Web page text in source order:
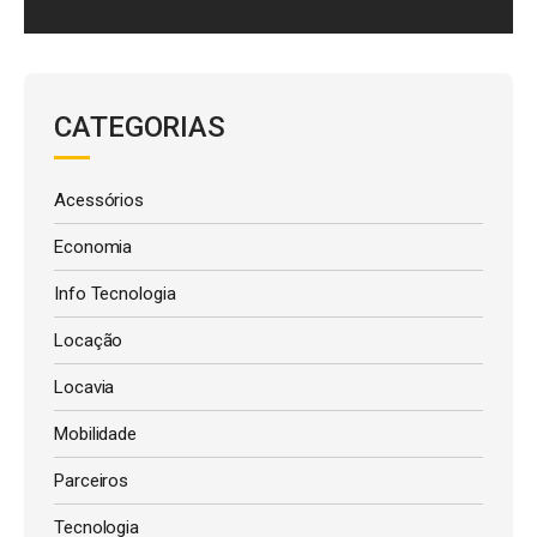
CATEGORIAS
Acessórios
Economia
Info Tecnologia
Locação
Locavia
Mobilidade
Parceiros
Tecnologia